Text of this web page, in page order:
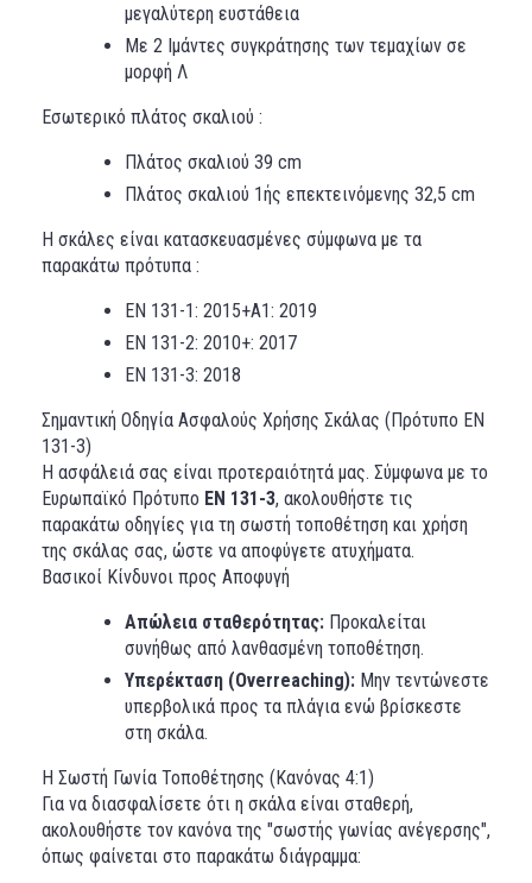
μεγαλύτερη ευστάθεια
Με 2 Ιμάντες συγκράτησης των τεμαχίων σε
μορφή Λ
Εσωτερικό πλάτος σκαλιού :
Πλάτος σκαλιού 39 cm
Πλάτος σκαλιού 1ής επεκτεινόμενης 32,5 cm
Η σκάλες είναι κατασκευασμένες σύμφωνα με τα
παρακάτω πρότυπα :
EN 131-1: 2015+Α1: 2019
EN 131-2: 2010+: 2017
EN 131-3: 2018
Σημαντική Οδηγία Ασφαλούς Χρήσης Σκάλας (Πρότυπο EN
131-3)
Η ασφάλειά σας είναι προτεραιότητά μας. Σύμφωνα με το
Ευρωπαϊκό Πρότυπο EN 131-3, ακολουθήστε τις
παρακάτω οδηγίες για τη σωστή τοποθέτηση και χρήση
της σκάλας σας, ώστε να αποφύγετε ατυχήματα.
Βασικοί Κίνδυνοι προς Αποφυγή
Απώλεια σταθερότητας: Προκαλείται
συνήθως από λανθασμένη τοποθέτηση.
Υπερέκταση (Overreaching): Μην τεντώνεστε
υπερβολικά προς τα πλάγια ενώ βρίσκεστε
στη σκάλα.
Η Σωστή Γωνία Τοποθέτησης (Κανόνας 4:1)
Για να διασφαλίσετε ότι η σκάλα είναι σταθερή,
ακολουθήστε τον κανόνα της "σωστής γωνίας ανέγερσης",
όπως φαίνεται στο παρακάτω διάγραμμα: